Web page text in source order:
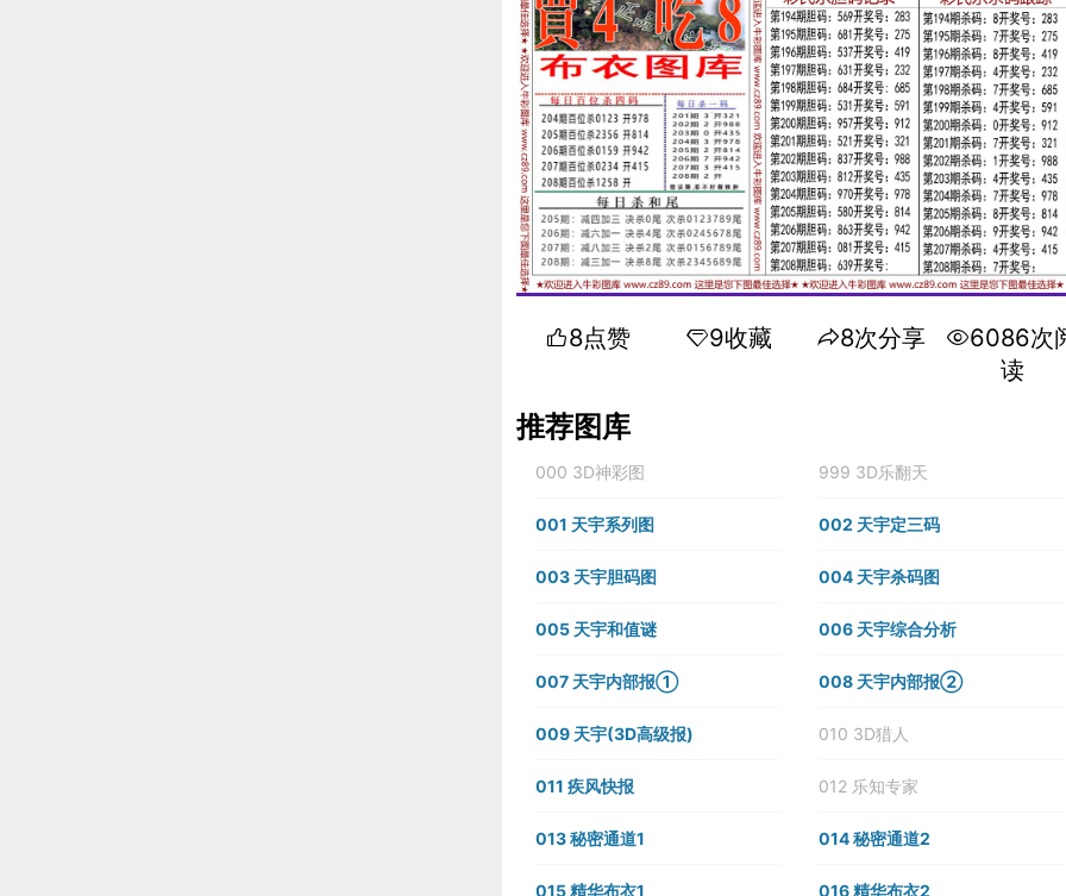
8点赞 9收藏 8次分享
6086次
读
推荐图库
000 3D神彩图 999 3D乐翻天
001 天宇系列图 002 天宇定三码
003 天宇胆码图 004 天宇杀码图
005 天宇和值谜 006 天宇综合分析
007 天宇内部报① 008 天宇内部报②
009 天宇(3D高级报) 010 3D猎人
011 疾风快报 012 乐知专家
013 秘密通道1 014 秘密通道2
015 精华布衣1 016 精华布衣2